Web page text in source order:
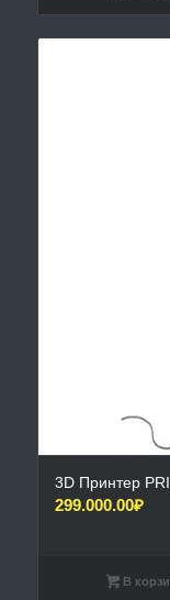
3D Принтер
299.000.00₽
В